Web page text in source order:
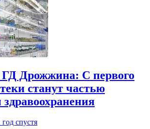
ГД Дрожжина: С первого
станут частью
год спустя